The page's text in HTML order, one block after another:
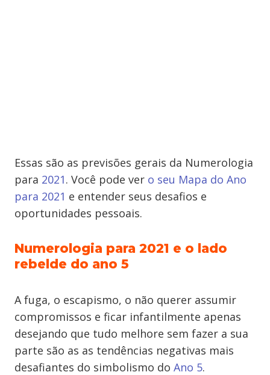
Essas são as previsões gerais da Numerologia
para 2021. Você pode ver o seu Mapa do Ano
para 2021 e entender seus desafios e
oportunidades pessoais.
Numerologia para 2021 e o lado
rebelde do ano 5
A fuga, o escapismo, o não querer assumir
compromissos e ficar infantilmente apenas
desejando que tudo melhore sem fazer a sua
parte são as as tendências negativas mais
desafiantes do simbolismo do Ano 5.